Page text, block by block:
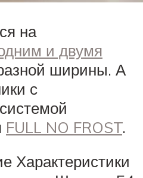
на
и двумя
ширины. А
с
FULL NO FROST.
Характеристики